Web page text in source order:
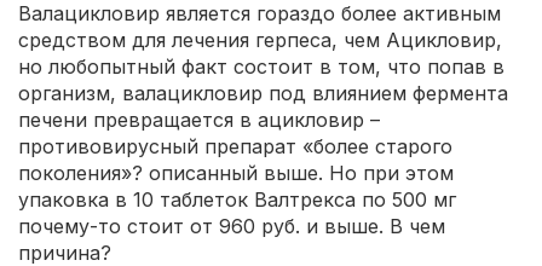
Валацикловир является гораздо более активным
средством для лечения герпеса, чем Ацикловир,
но любопытный факт состоит в том, что попав в
организм, валацикловир под влиянием фермента
печени превращается в ацикловир –
противовирусный препарат «более старого
поколения»? описанный выше. Но при этом
упаковка в 10 таблеток Валтрекса по 500 мг
почему-то стоит от 960 руб. и выше. В чем
причина?